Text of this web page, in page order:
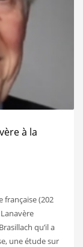
à la
française (202
qu’il a
une étude sur